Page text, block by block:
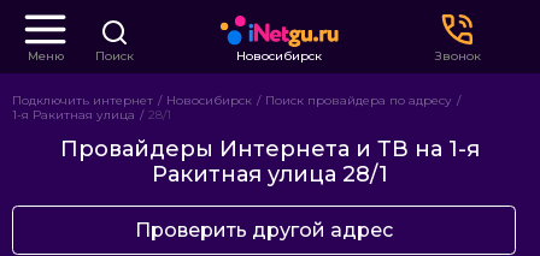
Меню Поиск Новосибирск Звонок
Подключить интернет Новосибирск
Поиск провайдера по адресу
1-я Ракитная улица
28/1
Провайдеры Интернета и ТВ на 1-я
Ракитная улица 28/1
Проверить другой адрес